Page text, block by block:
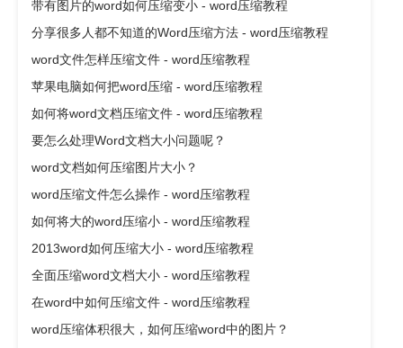
带有图片的word如何压缩变小 - word压缩教程
分享很多人都不知道的Word压缩方法 - word压缩教程
word文件怎样压缩文件 - word压缩教程
苹果电脑如何把word压缩 - word压缩教程
如何将word文档压缩文件 - word压缩教程
要怎么处理Word文档大小问题呢？
word文档如何压缩图片大小？
word压缩文件怎么操作 - word压缩教程
如何将大的word压缩小 - word压缩教程
2013word如何压缩大小 - word压缩教程
全面压缩word文档大小 - word压缩教程
在word中如何压缩文件 - word压缩教程
word压缩体积很大，如何压缩word中的图片？